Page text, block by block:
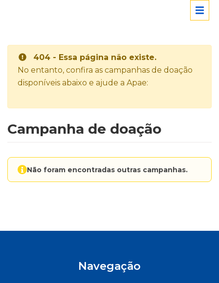
404 - Essa página não existe.
No entanto, confira as campanhas de doação
disponíveis abaixo e ajude a Apae:
Campanha de doação
Não foram encontradas outras campanhas.
Navegação